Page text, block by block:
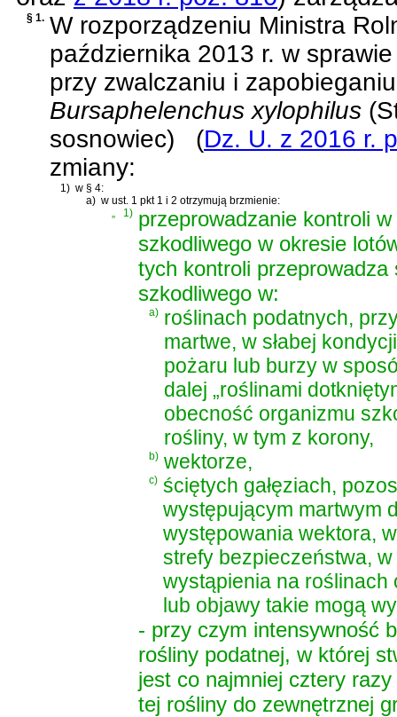
§ 1. W rozporządzeniu Ministra
października 2013 r. w
przy zwalczaniu i
Bursaphelenchus xylophilus
sosnowiec)
(Dz. U. z 2016 r.
zmiany:
1) w § 4:
a) w ust. 1 pkt 1 i 2 otrzymują brzmienie:
„
1) przeprowadzanie kontroli
szkodliwego w okresie
tych kontroli
szkodliwego w:
a) roślinach podatnych,
martwe, w słabej
pożaru lub burzy w
dalej „roślinami
obecność organizmu
rośliny, w tym z korony,
b) wektorze,
c) ściętych gałęziach,
występującym martwym
występowania wektora,
strefy bezpieczeństwa,
wystąpienia na
lub objawy takie mogą
- przy czym intensywność
rośliny podatnej, w której
jest co najmniej cztery
tej rośliny do zewnętrznej